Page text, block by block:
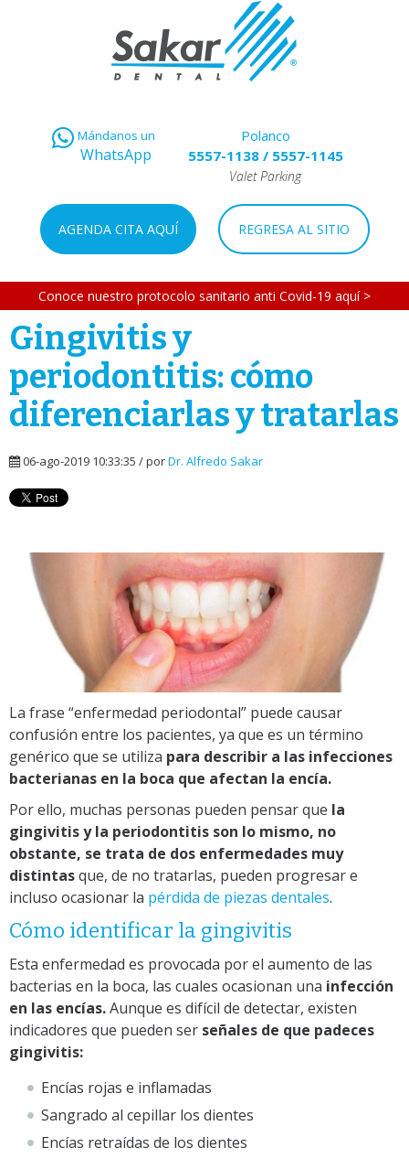
Mándanos un
WhatsApp
Polanco
5557-1138/ 5557-1145
Valet Parking
AGENDA CITA AQUÍ REGRESA AL SITIO
Conoce nuestro protocolo sanitario anti Covid-19 aquí >
Gingivitis y
periodontitis: cómo
diferenciarlas y tratarlas
06-ago-2019 10:33:35 / porDr. Alfredo Sakar
La frase “enfermedad periodontal” puede causar
confusión entre los pacientes, ya que es un término
genérico que se utiliza para describir a las infecciones
bacterianas en la boca que afectan la encía.
Por ello, muchas personas pueden pensar que la
gingivitis y la periodontitis son lo mismo, no
obstante, se trata de dos enfermedades muy
distintasque, de no tratarlas, pueden progresar e
incluso ocasionar la pérdida de piezas dentales.
Cómo identificar la gingivitis
Esta enfermedad es provocada por el aumento de las
bacterias en la boca, las cuales ocasionan una infección
en las encías.Aunque es difícil de detectar, existen
indicadores que pueden ser señales de que padeces
gingivitis:
Encías rojas e inflamadas
Sangrado al cepillar los dientes
Encías retraídas de los dientes